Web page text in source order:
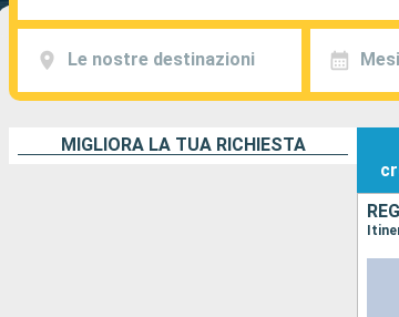
Le nostre destinazioni
MIGLIORA LA TUA RICHIESTA